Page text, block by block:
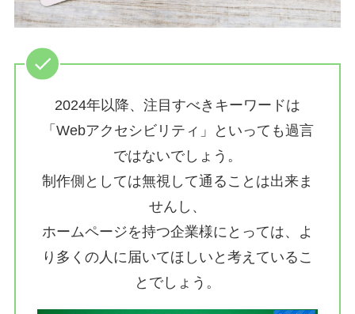
2024年以降、注目すべきキーワードは
「Webアクセシビリティ」といっても過言
ではないでしょう。
制作側としては無視して通ることは出来ま
せんし、
ホームページを持つ企業様にとっては、よ
り多くの人に届いてほしいと考えているこ
とでしょう。